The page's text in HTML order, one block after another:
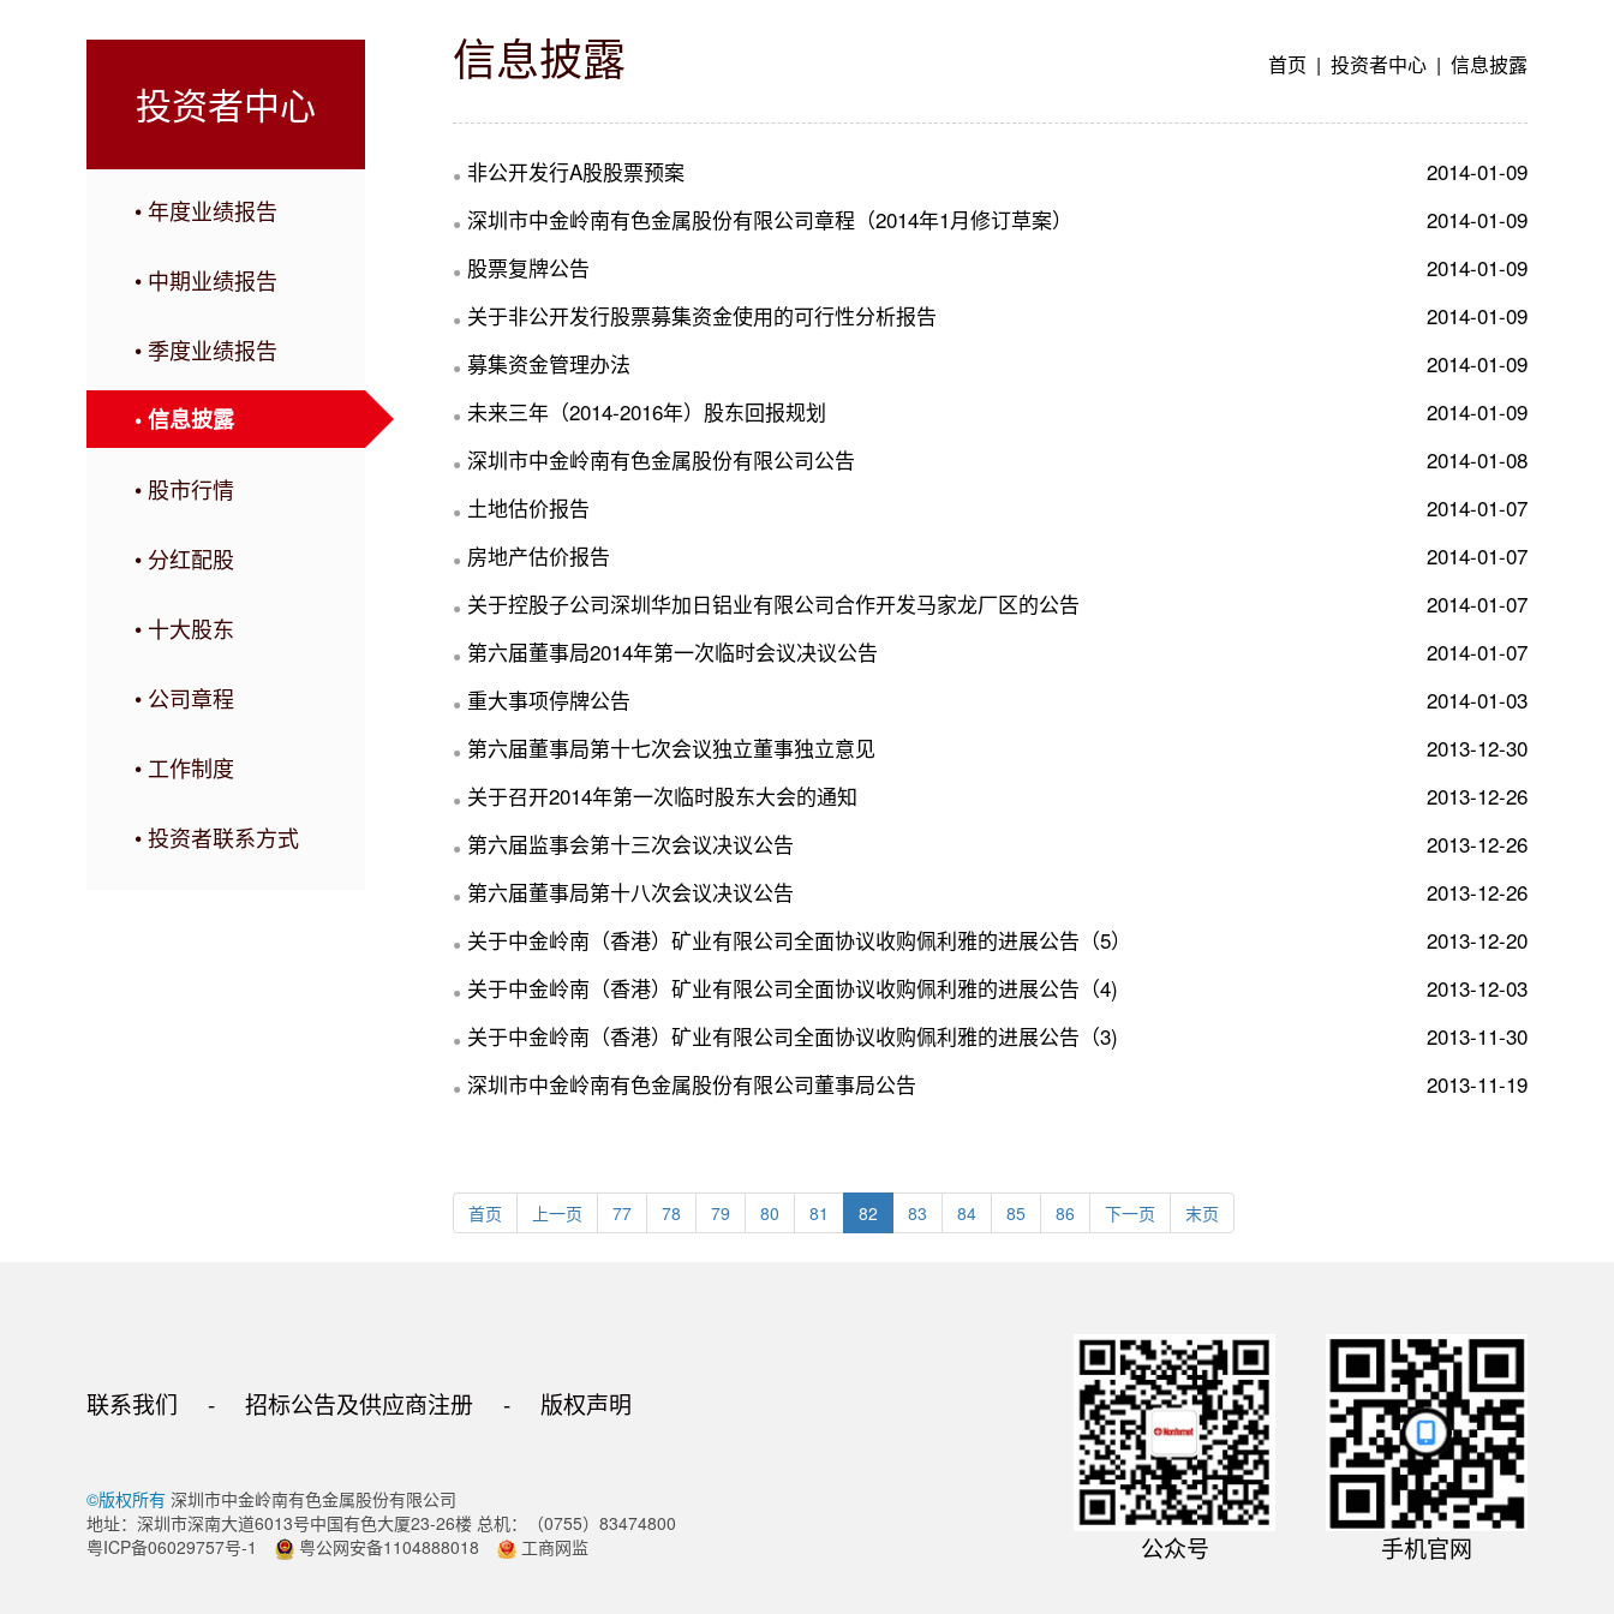
投资者中心
• 年度业绩报告
• 中期业绩报告
• 季度业绩报告
• 信息披露
• 股市行情
• 分红配股
• 十大股东
• 公司章程
• 工作制度
• 投资者联系方式
首页 | 投资者中心 | 信息披露
信息披露
2014-01-09
● 非公开发行A股股票预案
2014-01-09
● 深圳市中金岭南有色金属股份有限公司章程（2014年1月修订草案）
2014-01-09
● 股票复牌公告
2014-01-09
● 关于非公开发行股票募集资金使用的可行性分析报告
2014-01-09
● 募集资金管理办法
2014-01-09
● 未来三年（2014-2016年）股东回报规划
2014-01-08
● 深圳市中金岭南有色金属股份有限公司公告
2014-01-07
● 土地估价报告
2014-01-07
● 房地产估价报告
2014-01-07
● 关于控股子公司深圳华加日铝业有限公司合作开发马家龙厂区的公告
2014-01-07
● 第六届董事局2014年第一次临时会议决议公告
2014-01-03
● 重大事项停牌公告
2013-12-30
● 第六届董事局第十七次会议独立董事独立意见
2013-12-26
● 关于召开2014年第一次临时股东大会的通知
2013-12-26
● 第六届监事会第十三次会议决议公告
2013-12-26
● 第六届董事局第十八次会议决议公告
2013-12-20
● 关于中金岭南（香港）矿业有限公司全面协议收购佩利雅的进展公告（5）
2013-12-03
● 关于中金岭南（香港）矿业有限公司全面协议收购佩利雅的进展公告（4)
2013-11-30
● 关于中金岭南（香港）矿业有限公司全面协议收购佩利雅的进展公告（3)
2013-11-19
● 深圳市中金岭南有色金属股份有限公司董事局公告
首页 上一页 77 78 79 80 81 82 83 84 85 86 下一页 末页
联系我们 - 招标公告及供应商注册 - 版权声明
©版权所有 深圳市中金岭南有色金属股份有限公司
地址：深圳市深南大道6013号中国有色大厦23-26楼 总机：（0755）83474800
粤ICP备06029757号-1
粤公网安备1104888018 工商网监 公众号 手机官网